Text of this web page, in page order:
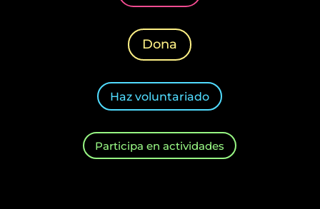
Dona
Haz voluntariado
Participa en actividades